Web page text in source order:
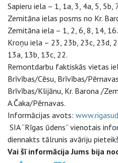
Sapieru iela – 1, 1a, 3, 4a, 5, 5b,
Zemitāna ielas posms no Kr.
Zemitāna iela – 1, 2, 6, 8, 14, 16.
Kroņu iela – 23, 23b, 23c, 23d,
13a, 13b, 13c, 22.
Remontdarbu faktiskās vietas
Brīvības/Cēsu, Brīvības/
Brīvības/Klijānu, Kr. Barona /
A.Čaka/Pērnavas.
Informācijas avots:
SIA “Rīgas ūdens” vienotais
diennakts tālrunis avāriju
Vai šī informācija Jums bija